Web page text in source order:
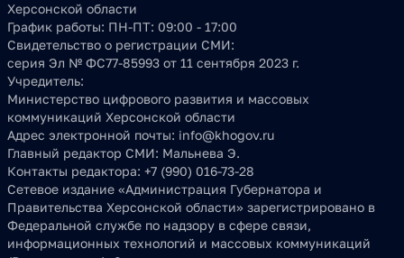
Херсонской области
График работы: ПН-ПТ: 09:00 - 17:00
Свидетельство о регистрации СМИ:
серия Эл № ФС77-85993 от 11 сентября 2023 г.
Учредитель:
Министерство цифрового развития и массовых
коммуникаций Херсонской области
Адрес электронной почты: info@khogov.ru
Главный редактор СМИ: Мальнева Э.
Контакты редактора: +7 (990) 016-73-28
Сетевое издание «Администрация Губернатора и
Правительства Херсонской области» зарегистрировано в
Федеральной службе по надзору в сфере связи,
информационных технологий и массовых коммуникаций